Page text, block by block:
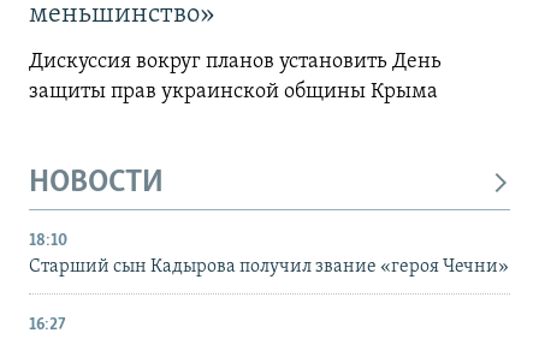
меньшинство»
Дискуссия вокруг планов установить День
защиты прав украинской общины Крыма
НОВОСТИ
18:10
Старший сын Кадырова получил звание «героя Чечни»
16:27